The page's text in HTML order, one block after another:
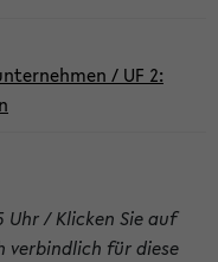
/ UF 2:
Uhr / Klicken Sie auf
verbindlich für diese